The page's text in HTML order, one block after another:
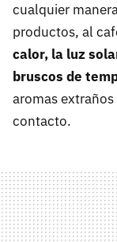
cualquier
productos, al
calor, la luz
bruscos de
aromas
contacto.